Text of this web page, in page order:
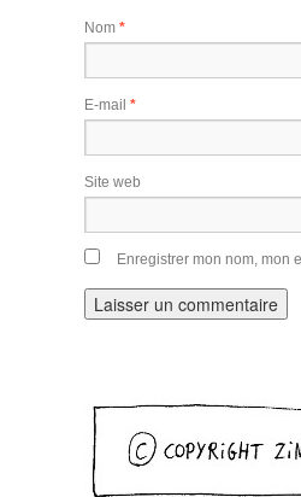
Nom *
E-mail *
Site web
Enregistrer mon nom, mon